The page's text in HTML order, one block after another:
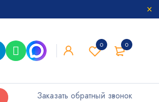
0
0
Заказать обратный звонок